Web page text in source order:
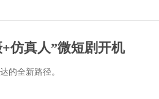
仿真人”微短剧开机
的全新路径。